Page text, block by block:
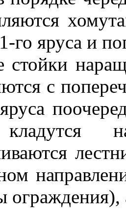
го яруса и
стойки
с